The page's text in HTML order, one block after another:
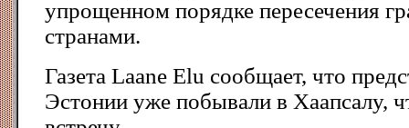
упрощенном порядке пересечения
странами.
Газета Laane Elu сообщает, что
Эстонии уже побывали в Хаапсалу,